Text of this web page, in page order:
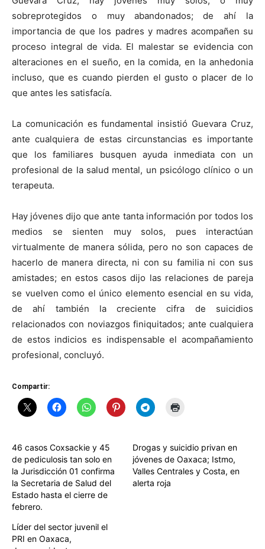
sobreprotegidos o muy abandonados; de ahí la
importancia de que los padres y madres acompañen su
proceso integral de vida. El malestar se evidencia con
alteraciones en el sueño, en la comida, en la anhedonia
incluso, que es cuando pierden el gusto o placer de lo
que antes les satisfacía.
La comunicación es fundamental insistió Guevara Cruz,
ante cualquiera de estas circunstancias es importante
que los familiares busquen ayuda inmediata con un
profesional de la salud mental, un psicólogo clínico o un
terapeuta.
Hay jóvenes dijo que ante tanta información por todos los
medios se sienten muy solos, pues interactúan
virtualmente de manera sólida, pero no son capaces de
hacerlo de manera directa, ni con su familia ni con sus
amistades; en estos casos dijo las relaciones de pareja
se vuelven como el único elemento esencial en su vida,
de ahí también la creciente cifra de suicidios
relacionados con noviazgos finiquitados; ante cualquiera
de estos indicios es indispensable el acompañamiento
profesional, concluyó.
Compartir:
46 casos Coxsackie y 45
de pediculosis tan solo en
la Jurisdicción 01 confirma
la Secretaria de Salud del
Estado hasta el cierre de
febrero.
Drogas y suicidio privan en
jóvenes de Oaxaca; Istmo,
Valles Centrales y Costa, en
alerta roja
Líder del sector juvenil el
PRI en Oaxaca,